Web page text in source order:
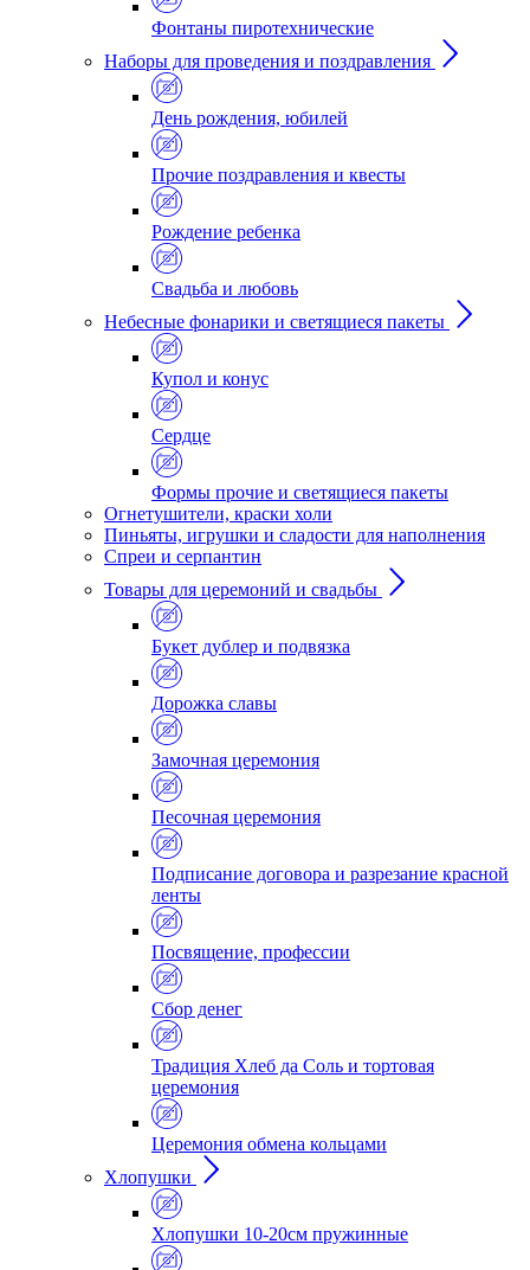
Фонтаны пиротехнические
Наборы для проведения и поздравления
День рождения, юбилей
Прочие поздравления и квесты
Рождение ребенка
Свадьба и любовь
Небесные фонарики и светящиеся пакеты
Купол и конус
Сердце
Формы прочие и светящиеся пакеты
Огнетушители, краски холи
Пиньяты, игрушки и сладости для наполнения
Спреи и серпантин
Товары для церемоний и свадьбы
Букет дублер и подвязка
Дорожка славы
Замочная церемония
Песочная церемония
Подписание договора и разрезание красной
ленты
Посвящение, профессии
Сбор денег
Традиция Хлеб да Соль и тортовая
церемония
Церемония обмена кольцами
Хлопушки
Хлопушки 10-20см пружинные